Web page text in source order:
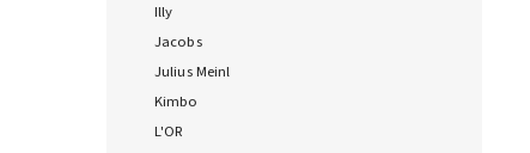
Illy
Jacobs
Julius Meinl
Kimbo
L'OR